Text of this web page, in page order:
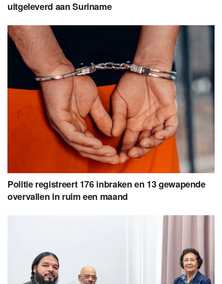
uitgeleverd aan Suriname
Politie registreert 176 inbraken en 13 gewapende
overvallen in ruim een maand